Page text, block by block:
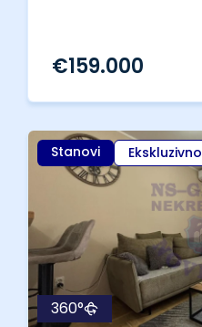
€159.000
Stanovi Ekskluzivno
360°